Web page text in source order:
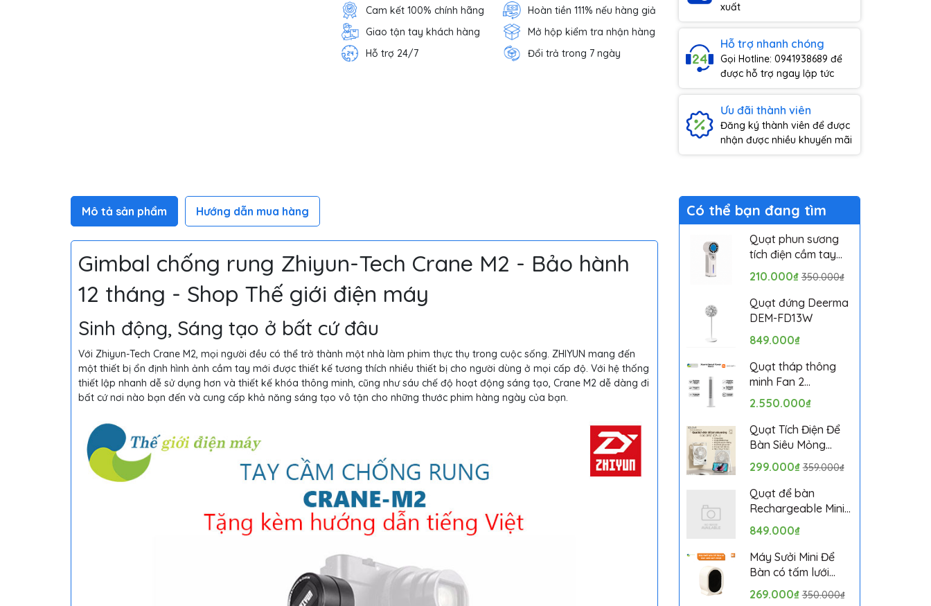
Cam kết 100% chính hãng
Hoàn tiền 111% nếu hàng giả
Giao tận tay khách hàng
Mở hộp kiểm tra nhận hàng
Hỗ trợ 24/7
Đổi trả trong 7 ngày
xuất
Hỗ trợ nhanh chóng
Gọi Hotline: 0941938689 để
được hỗ trợ ngay lập tức
Ưu đãi thành viên
Đăng ký thành viên để được
nhận được nhiều khuyến mãi
Mô tả sản phẩm Hướng dẫn mua hàng
Gimbal chống rung Zhiyun-Tech Crane M2 - Bảo hành
12 tháng - Shop Thế giới điện máy
Sinh động, Sáng tạo ở bất cứ đâu
Với Zhiyun-Tech Crane M2, mọi người đều có thể trở thành một nhà làm phim thực thụ trong cuộc sống. ZHIYUN mang đến
một thiết bị ổn định hình ảnh cầm tay mới được thiết kế tương thích nhiều thiết bị cho người dùng ở mọi cấp độ. Với hệ thống
thiết lập nhanh dễ sử dụng hơn và thiết kế khóa thông minh, cũng như sáu chế độ hoạt động sáng tạo, Crane M2 dễ dàng đi
bất cứ nơi nào bạn đến và cung cấp khả năng sáng tạo vô tận cho những thước phim hàng ngày của bạn.
Có thể bạn đang tìm
Quạt phun sương
tích điện cầm tay
mini có sò lạnh
Solove MLS6212B -
Bảo hành 1 tháng
210.000₫ 350.000₫
Quạt đứng Deerma
DEM-FD13W
849.000₫
Quạt tháp thông
minh Fan 2
BPTS02DMU bản
quốc tế
2.550.000₫
Quạt Tích Điện Để
Bàn Siêu Mỏng
SOLOVE KP-11 với 6
Cấp Độ Gió, Màn
Hình LCD, Tích Hợp
Giá Đỡ Điện Thoại
299.000₫ 359.000₫
Quạt để bàn
Rechargeable Mini
Fan ZMYDFS01DM
849.000₫
Máy Sưởi Mini Để
Bàn có tấm lưới
cách nhiệt an toàn,
Quạt Sưởi Ấm Mini
269.000₫ 350.000₫